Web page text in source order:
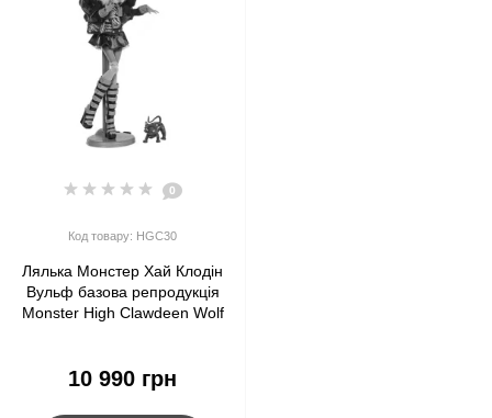
0
Код товару: HGC30
Лялька Монстер Хай Клодін
Вульф базова репродукція
Monster High Clawdeen Wolf
10 990 грн